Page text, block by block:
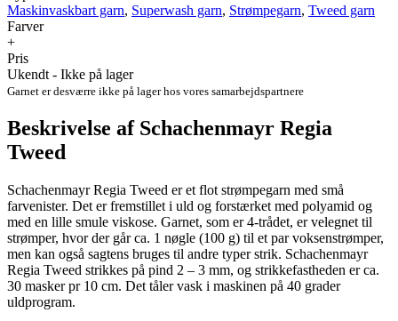
Maskinvaskbart garn, Superwash garn, Strømpegarn, Tweed garn
Farver
+
Pris
Ukendt - Ikke på lager
Garnet er desværre ikke på lager hos vores samarbejdspartnere
Beskrivelse af Schachenmayr Regia
Tweed
Schachenmayr Regia Tweed er et flot strømpegarn med små
farvenister. Det er fremstillet i uld og forstærket med polyamid og
med en lille smule viskose. Garnet, som er 4-trådet, er velegnet til
strømper, hvor der går ca. 1 nøgle (100 g) til et par voksenstrømper,
men kan også sagtens bruges til andre typer strik. Schachenmayr
Regia Tweed strikkes på pind 2 – 3 mm, og strikkefastheden er ca.
30 masker pr 10 cm. Det tåler vask i maskinen på 40 grader
uldprogram.